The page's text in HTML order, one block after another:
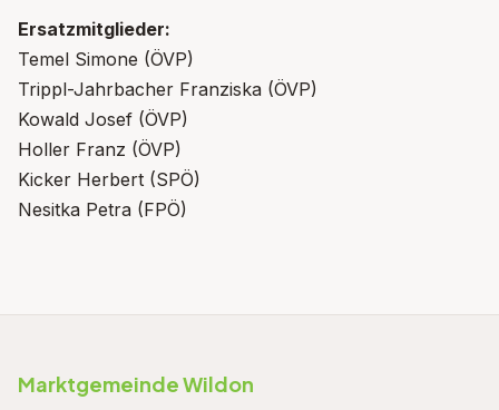
Ersatzmitglieder:
Temel Simone (ÖVP)
Trippl-Jahrbacher Franziska (ÖVP)
Kowald Josef (ÖVP)
Holler Franz (ÖVP)
Kicker Herbert (SPÖ)
Nesitka Petra (FPÖ)
Marktgemeinde Wildon